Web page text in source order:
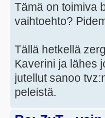
Tämä on toimiva
vaihtoehto?
Tällä hetkellä
Kaverini ja lähes
jutellut sanoo
peleistä.